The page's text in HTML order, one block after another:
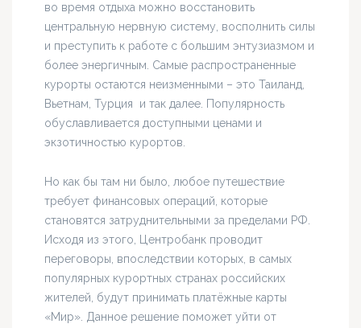
во время отдыха можно восстановить
центральную нервную систему, восполнить силы
и преступить к работе с большим энтузиазмом и
более энергичным. Самые распространенные
курорты остаются неизменными – это Таиланд,
Вьетнам, Турция и так далее. Популярность
обуславливается доступными ценами и
экзотичностью курортов.
Но как бы там ни было, любое путешествие
требует финансовых операций, которые
становятся затруднительными за пределами РФ.
Исходя из этого, Центробанк проводит
переговоры, впоследствии которых, в самых
популярных курортных странах российских
жителей, будут принимать платёжные карты
«Мир». Данное решение поможет уйти от